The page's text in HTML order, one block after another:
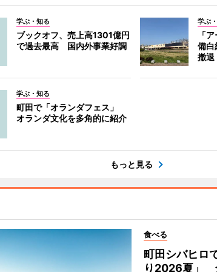
学ぶ・知る
ブックオフ、売上高1301億円
で過去最高 国内外事業好調
学ぶ
「
備
撤退
学ぶ・知る
町田で「オランダフェス」
オランダ文化を多角的に紹介
もっと見る
食べる
町田シバヒロ
り2026夏」